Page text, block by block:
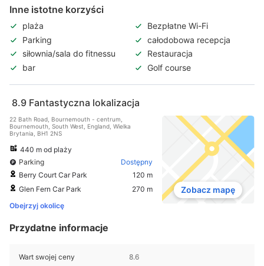
Inne istotne korzyści
plaża
Bezpłatne Wi-Fi
Parking
całodobowa recepcja
siłownia/sala do fitnessu
Restauracja
bar
Golf course
8.9 Fantastyczna lokalizacja
22 Bath Road, Bournemouth - centrum,
Bournemouth, South West, England, Wielka
Brytania, BH1 2NS
440 m od plaży
Parking
Dostępny
Berry Court Car Park
120 m
Glen Fern Car Park
270 m
Obejrzyj okolicę
Zobacz mapę
Przydatne informacje
Wart swojej ceny 8.6